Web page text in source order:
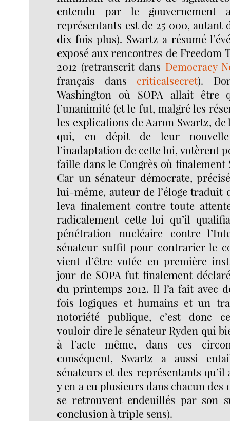
entendu par le gouvernement
représentants est de 25 000, autant
dix fois plus). Swartz a résumé
exposé aux rencontres de Freedom
2012 (retranscrit dans Democracy
français dans criticalsecret).
Washington où SOPA allait être
l’unanimité (et le fut, malgré les
les explications de Aaron Swartz,
qui, en dépit de leur
l’inadaptation de cette loi, votèrent
faille dans le Congrès où finalement
Car un sénateur démocrate,
lui-même, auteur de l’éloge traduit
leva finalement contre toute
radicalement cette loi qu’il
pénétration nucléaire contre
sénateur suffit pour contrarier le
vient d’être votée en première
jour de SOPA fut finalement
du printemps 2012. Il l’a fait avec
fois logiques et humains et un
notoriété publique, c’est donc
vouloir dire le sénateur Ryden qui
à l’acte même, dans ces
conséquent, Swartz a aussi
sénateurs et des représentants
y en a eu plusieurs dans chacun des
se retrouvent endeuillés par son
conclusion à triple sens).